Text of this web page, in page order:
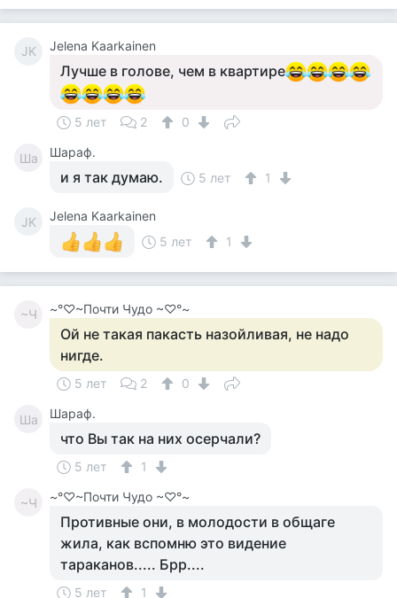
JK Jelena Kaarkainen
Лучше в голове, чем в квартире
5 лет 2 0
Ша Шараф.
и я так думаю. 5 лет 1
JK
Jelena Kaarkainen
5 лет
1
~Ч ~°♡~Почти Чудо ~♡°~
Ой не такая пакасть назойливая, не надо
нигде.
5 лет 2 0
Ша Шараф.
что Вы так на них осерчали?
5 лет 1
~Ч ~°♡~Почти Чудо ~♡°~
Противные они, в молодости в общаге
жила, как вспомню это видение
тараканов..... Брр....
5 лет 1